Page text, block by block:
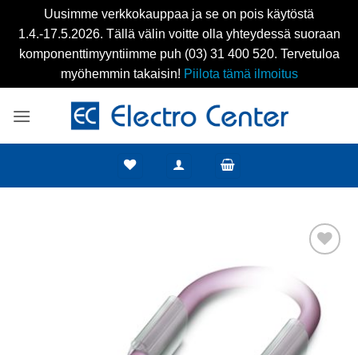
Uusimme verkkokauppaa ja se on pois käytöstä
1.4.-17.5.2026. Tällä välin voitte olla yhteydessä suoraan
komponenttimyyntiimme puh (03) 31 400 520. Tervetuloa
myöhemmin takaisin! Piilota tämä ilmoitus
wishlist